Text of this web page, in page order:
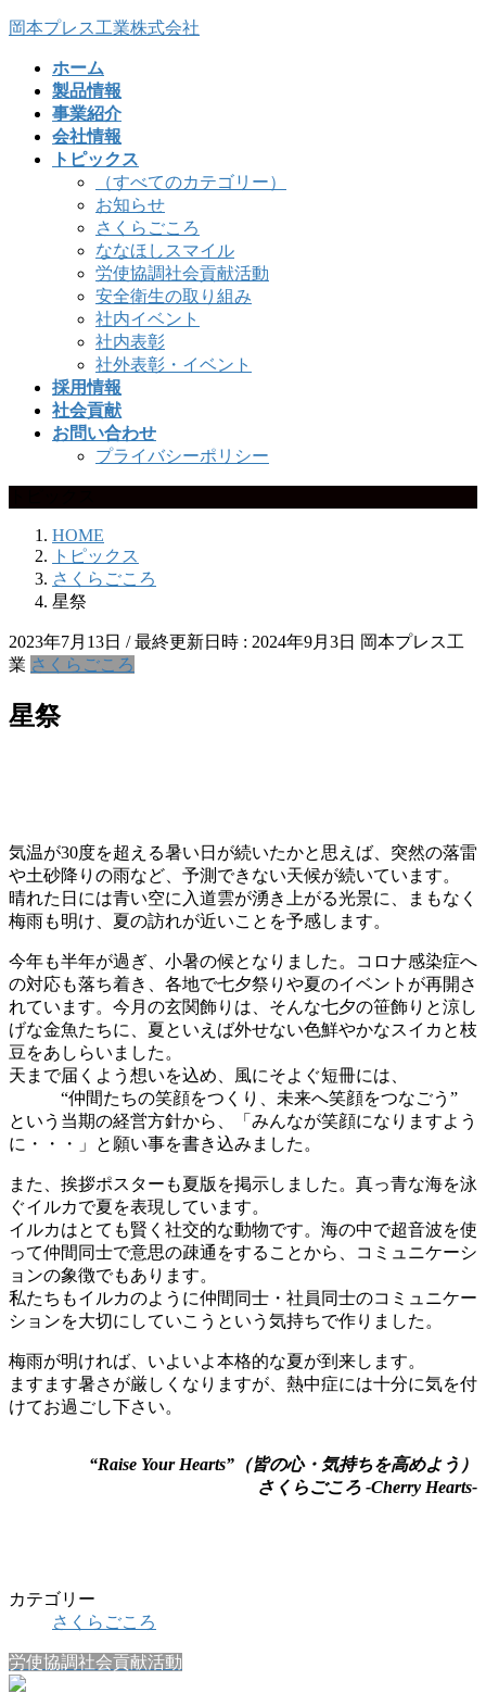
コ
ナ
岡本プレス工業株式会社
ホーム
製品情報
事業紹介
会社情報
トピックス
（すべてのカテゴリー）
お知らせ
さくらごころ
ななほしスマイル
労使協調社会貢献活動
安全衛生の取り組み
社内イベント
社内表彰
社外表彰・イベント
採用情報
社会貢献
お問い合わせ
プライバシーポリシー
HOME
トピックス
さくらごころ
星祭
2023年7月13日 / 最終更新日時 : 2024年9月3日 岡本プレス工
業 さくらごころ
星祭
気温が30度を超える暑い日が続いたかと思えば、突然の落雷
や土砂降りの雨など、予測できない天候が続いています。
晴れた日には青い空に入道雲が湧き上がる光景に、まもなく
梅雨も明け、夏の訪れが近いことを予感します。
今年も半年が過ぎ、小暑の候となりました。コロナ感染症へ
の対応も落ち着き、各地で七夕祭りや夏のイベントが再開さ
れています。今月の玄関飾りは、そんな七夕の笹飾りと涼し
げな金魚たちに、夏といえば外せない色鮮やかなスイカと枝
豆をあしらいました。
天まで届くよう想いを込め、風にそよぐ短冊には、
“仲間たちの笑顔をつくり、未来へ笑顔をつなごう”
という当期の経営方針から、「みんなが笑顔になりますよう
に・・・」と願い事を書き込みました。
また、挨拶ポスターも夏版を掲示しました。真っ青な海を泳
ぐイルカで夏を表現しています。
イルカはとても賢く社交的な動物です。海の中で超音波を使
って仲間同士で意思の疎通をすることから、コミュニケーシ
ョンの象徴でもあります。
私たちもイルカのように仲間同士・社員同士のコミュニケー
ションを大切にしていこうという気持ちで作りました。
梅雨が明ければ、いよいよ本格的な夏が到来します。
ますます暑さが厳しくなりますが、熱中症には十分に気を付
けてお過ごし下さい。
“Raise Your Hearts”（皆の心・気持ちを高めよう）
さくらごころ -Cherry Hearts-
カテゴリー
さくらごころ
労使協調社会貢献活動